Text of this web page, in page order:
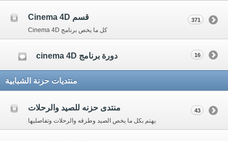
قسم Cinema 4D
كل ما يخص برنامج Cinema 4D
371
دورة برنامج cinema 4D 16
منتديات حزنة الشبابية
منتدى حزنه للصيد والرحلات
يهتم بكل ما يخص الصيد وطرقه والرحلات وتفاصليها
43